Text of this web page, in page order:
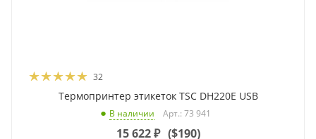
32
Термопринтер этикеток TSC DH220E USB
В наличии Арт.: 73 941
15 622₽ ($190)